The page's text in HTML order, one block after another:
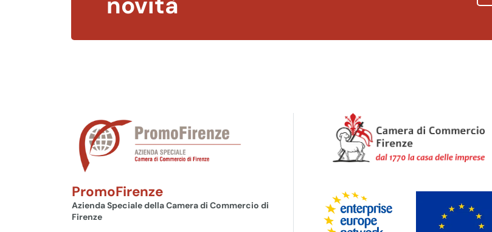
PromoFirenze
Azienda Speciale della Camera di Commercio di
Firenze